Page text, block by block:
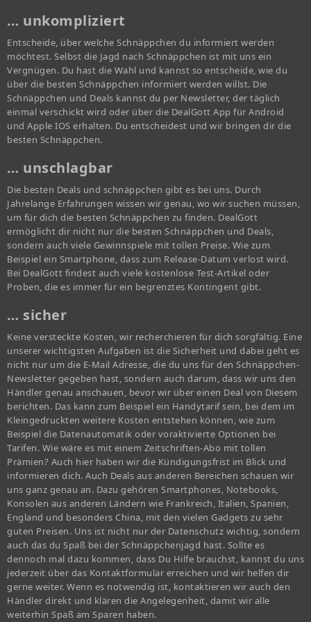
… unkompliziert
Entscheide, über welche Schnäppchen du informiert werden
möchtest. Selbst die Jagd nach Schnäppchen ist mit uns ein
Vergnügen. Du hast die Wahl und kannst so entscheide, wie du
über die besten Schnäppchen informiert werden willst. Die
Schnäppchen und Deals kannst du per Newsletter, der täglich
einmal verschickt wird oder über die DealGott App für Android
und Apple IOS erhalten. Du entscheidest und wir bringen dir die
besten Schnäppchen.
… unschlagbar
Die besten Deals und schnäppchen gibt es bei uns. Durch
Jahrelange Erfahrungen wissen wir genau, wo wir suchen müssen,
um für dich die besten Schnäppchen zu finden. DealGott
ermöglicht dir nicht nur die besten Schnäppchen und Deals,
sondern auch viele Gewinnspiele mit tollen Preise. Wie zum
Beispiel ein Smartphone, dass zum Release-Datum verlost wird.
Bei DealGott findest auch viele kostenlose Test-Artikel oder
Proben, die es immer für ein begrenztes Kontingent gibt.
… sicher
Keine versteckte Kosten, wir recherchieren für dich sorgfältig. Eine
unserer wichtigsten Aufgaben ist die Sicherheit und dabei geht es
nicht nur um die E-Mail Adresse, die du uns für den Schnäppchen-
Newsletter gegeben hast, sondern auch darum, dass wir uns den
Händler genau anschauen, bevor wir über einen Deal von Diesem
berichten. Das kann zum Beispiel ein Handytarif sein, bei dem im
Kleingedruckten weitere Kosten entstehen können, wie zum
Beispiel die Datenautomatik oder voraktivierte Optionen bei
Tarifen. Wie wäre es mit einem Zeitschriften-Abo mit tollen
Prämien? Auch hier haben wir die Kündigungsfrist im Blick und
informieren dich. Auch Deals aus anderen Bereichen schauen wir
uns ganz genau an. Dazu gehören Smartphones, Notebooks,
Konsolen aus anderen Ländern wie Frankreich, Italien, Spanien,
England und besonders China, mit den vielen Gadgets zu sehr
guten Preisen. Uns ist nicht nur der Datenschutz wichtig, sondern
auch das du Spaß bei der Schnäppchenjagd hast. Sollte es
dennoch mal dazu kommen, dass Du Hilfe brauchst, kannst du uns
jederzeit über das Kontaktformular erreichen und wir helfen dir
gerne weiter. Wenn es notwendig ist, kontaktieren wir auch den
Händler direkt und klären die Angelegenheit, damit wir alle
weiterhin Spaß am Sparen haben.